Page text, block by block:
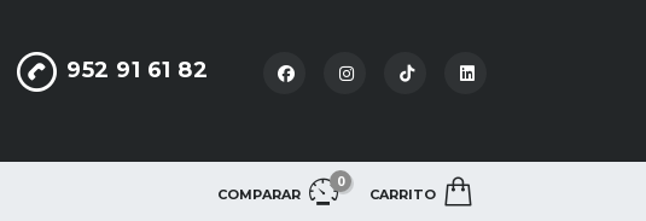
952 91 61 82
COMPARAR
0
CARRITO